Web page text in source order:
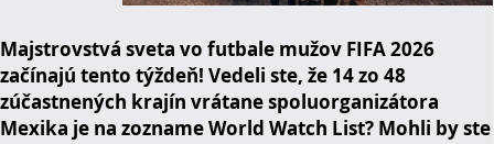
Majstrovstvá sveta vo futbale mužov FIFA 2026
začínajú tento týždeň! Vedeli ste, že 14 zo 48
zúčastnených krajín vrátane spoluorganizátora
Mexika je na zozname World Watch List? Mohli by ste